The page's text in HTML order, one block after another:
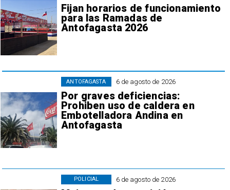
Fijan horarios de funcionamiento
para las Ramadas de
Antofagasta 2026
6 de agosto de 2026
Por graves deficiencias:
Prohiben uso de caldera en
Embotelladora Andina en
Antofagasta
ANTOFAGASTA
6 de agosto de 2026
POLICIAL